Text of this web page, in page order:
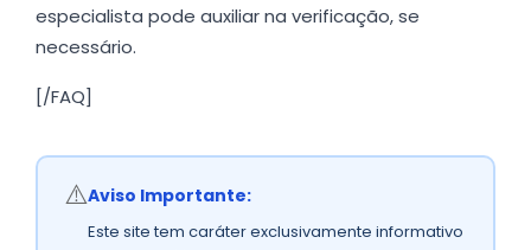
especialista pode auxiliar na verificação, se
necessário.
[/FAQ]
⚠️Aviso Importante:
Este site tem caráter exclusivamente informativo